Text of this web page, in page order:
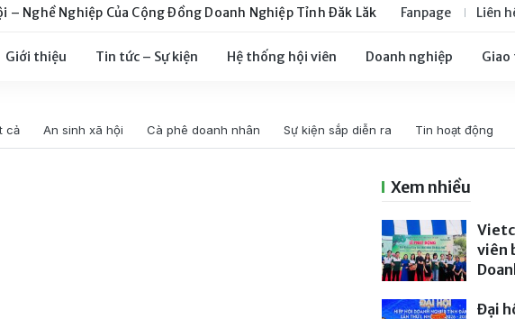
– Nghề Nghiệp Của Cộng Đồng Doanh Nghiệp Tỉnh Đăk Lăk Fanpage Liên
Giới thiệu Tin tức – Sự kiện Hệ thống hội viên Doanh nghiệp
cả An sinh xã hội Cà phê doanh nhân Sự kiện sắp diễn ra Tin hoạt động
Xem nhiều
viên
trồng
Đại